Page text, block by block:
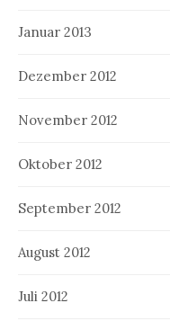
Januar 2013
Dezember 2012
November 2012
Oktober 2012
September 2012
August 2012
Juli 2012